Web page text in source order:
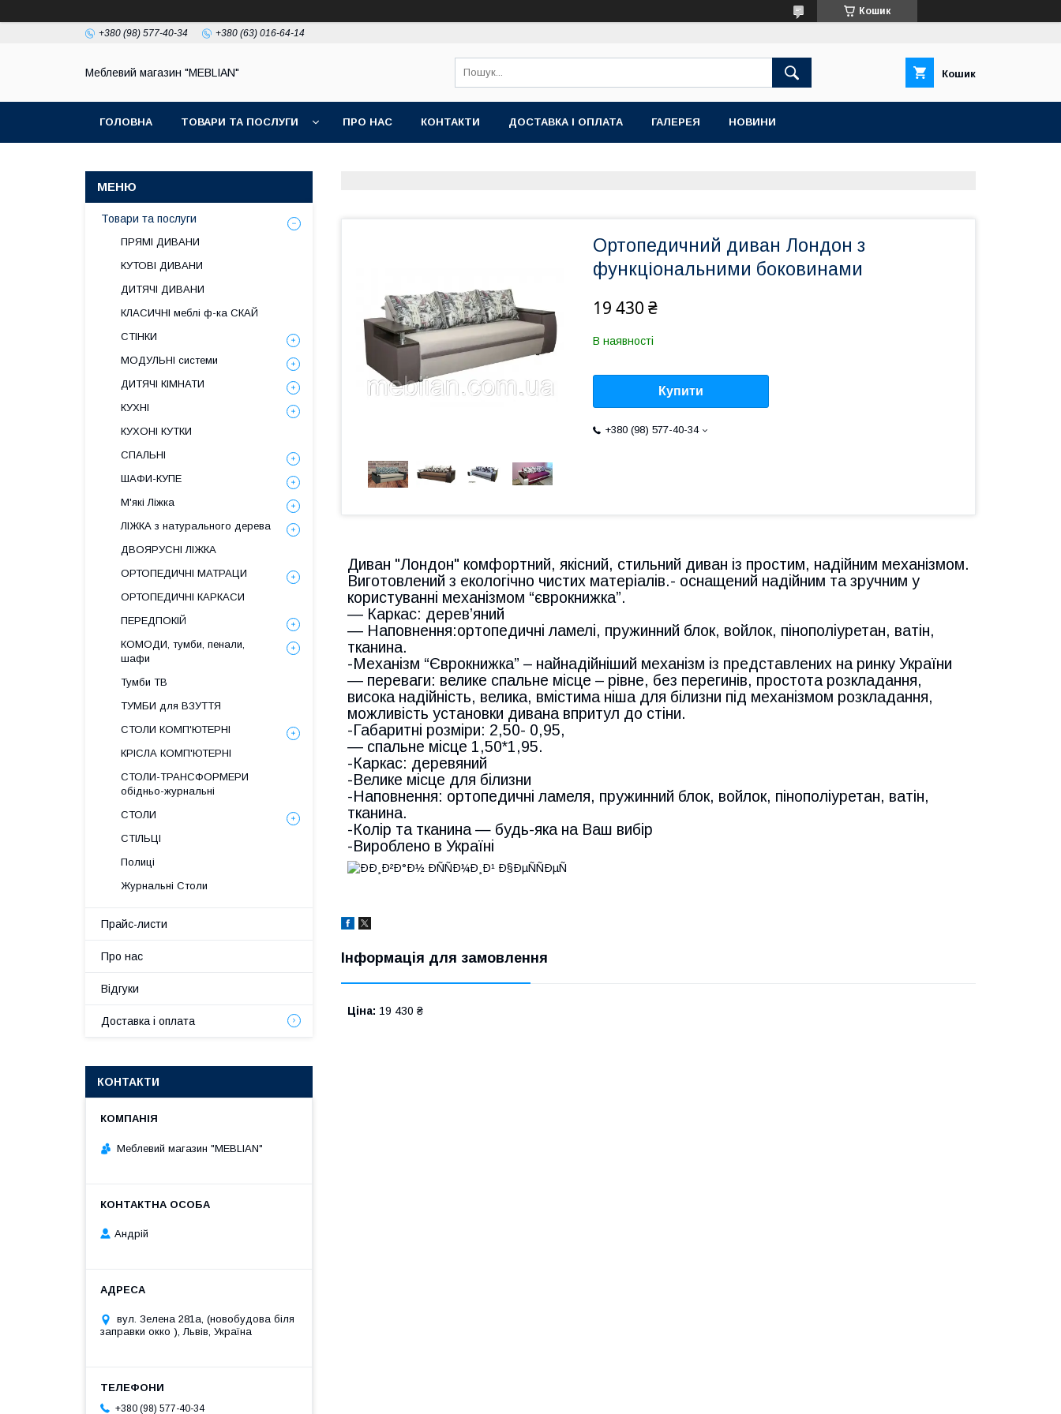
Кошик
+380 (98) 577-40-34 +380 (63) 016-64-14
Меблевий магазин "MEBLIAN" Кошик
ГОЛОВНА ТОВАРИ ТА ПОСЛУГИ ПРО НАС КОНТАКТИ ДОСТАВКА І ОПЛАТА ГАЛЕРЕЯ НОВИНИ
Ортопедичний диван Лондон з
функціональними боковинами
19 430 ₴
В наявності
Купити
+380 (98) 577-40-34
Диван "Лондон" комфортний, якісний, стильний диван із простим, надійним механізмом.
Виготовлений з екологічно чистих матеріалів.- оснащений надійним та зручним у
користуванні механізмом “єврокнижка”.
― Каркас: дерев’яний
― Наповнення:ортопедичні ламелі, пружинний блок, войлок, пінополіуретан, ватін,
тканина.
-Механізм “Єврокнижка” – найнадійніший механізм із представлених на ринку України
― переваги: велике спальне місце – рівне, без перегинів, простота розкладання,
висока надійність, велика, вмістима ніша для білизни під механізмом розкладання,
можливість установки дивана впритул до стіни.
-Габаритні розміри: 2,50- 0,95,
― спальне місце 1,50*1,95.
-Каркас: деревяний
-Велике місце для білизни
-Наповнення: ортопедичні ламеля, пружинний блок, войлок, пінополіуретан, ватін,
тканина.
-Колір та тканина — будь-яка на Ваш вибір
-Вироблено в Україні
Інформація для замовлення
Ціна: 19 430 ₴
Товари та послуги
ПРЯМІ ДИВАНИ
КУТОВІ ДИВАНИ
ДИТЯЧІ ДИВАНИ
КЛАСИЧНІ меблі ф-ка СКАЙ
СТІНКИ
МОДУЛЬНІ системи
ДИТЯЧІ КІМНАТИ
КУХНІ
КУХОНІ КУТКИ
СПАЛЬНІ
ШАФИ-КУПЕ
М'які Ліжка
ЛІЖКА з натурального дерева
ДВОЯРУСНІ ЛІЖКА
ОРТОПЕДИЧНІ МАТРАЦИ
ОРТОПЕДИЧНІ КАРКАСИ
ПЕРЕДПОКІЙ
КОМОДИ, тумби, пенали,
шафи
Тумби ТВ
ТУМБИ для ВЗУТТЯ
СТОЛИ КОМП'ЮТЕРНІ
КРІСЛА КОМП'ЮТЕРНІ
СТОЛИ-ТРАНСФОРМЕРИ
обідньо-журнальні
СТОЛИ
СТІЛЬЦІ
Полиці
Журнальні Столи
Прайс-листи
Про нас
Відгуки
Доставка і оплата
КОНТАКТИ
Меблевий магазин "MEBLIAN"
Андрій
вул. Зелена 281а, (новобудова біля
заправки окко ), Львів, Україна
+380 (98) 577-40-34